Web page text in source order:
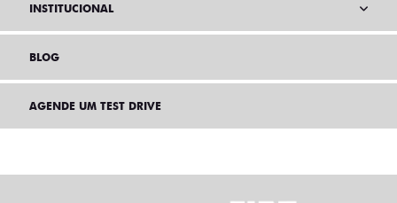
INSTITUCIONAL
BLOG
AGENDE UM TEST DRIVE